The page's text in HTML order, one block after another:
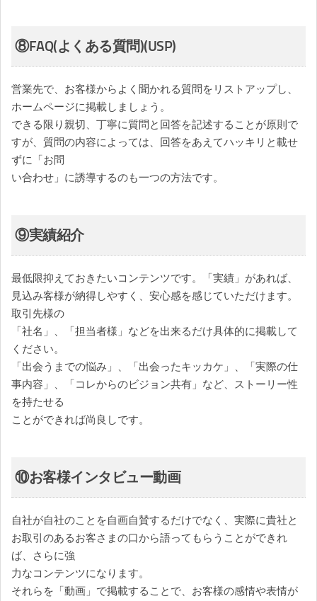
⑧FAQ(よくある質問)(USP)
営業先で、お客様からよく聞かれる質問をリストアップし、
ホームページに掲載しましょう。
できる限り親切、丁寧に質問と回答を記述することが原則で
すが、質問の内容によっては、回答をあえてハッキリと載せ
ずに「お問
い合わせ」に誘導するのも一つの方法です。
⑨実績紹介
最低限抑えておきたいコンテンツです。「実績」があれば、
見込み客様が納得しやすく、安心感を感じていただけます。
取引先様の
「社名」、「担当者様」などを出来るだけ具体的に掲載して
ください。
「出会うまでの悩み」、「出会ったキッカケ」、「実際の仕
事内容」、「コレからのビジョン共有」など、ストーリー性
を持たせる
ことができれば尚良しです。
⑩お客様インタビュー動画
自社が自社のことを自画自賛するだけでなく、実際に貴社と
お取引のあるお客さまの口から語ってもらうことができれ
ば、さらに強
力なコンテンツになります。
それらを「動画」で掲載することで、お客様の感情や表情が